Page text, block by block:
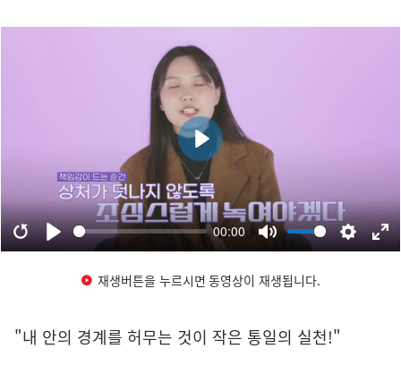
재생버튼을 누르시면 동영상이 재생됩니다.
"내 안의 경계를 허무는 것이 작은 통일의 실천!"